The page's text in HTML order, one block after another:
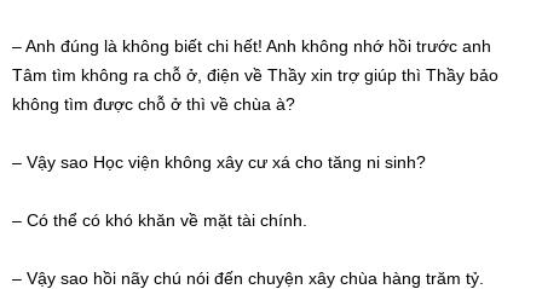
– Anh đúng là không biết chi hết! Anh không nhớ hồi trước anh
Tâm tìm không ra chỗ ở, điện về Thầy xin trợ giúp thì Thầy bảo
không tìm được chỗ ở thì về chùa à?
– Vậy sao Học viện không xây cư xá cho tăng ni sinh?
– Có thể có khó khăn về mặt tài chính.
– Vậy sao hồi nãy chú nói đến chuyện xây chùa hàng trăm tỷ.